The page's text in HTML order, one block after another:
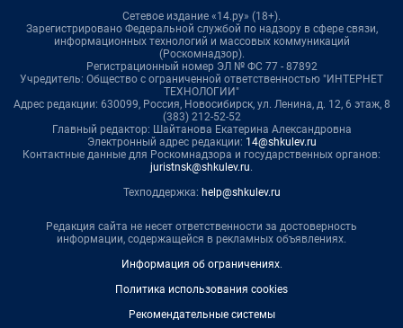
Сетевое издание «14.ру» (18+).
Зарегистрировано Федеральной службой по надзору в сфере связи,
информационных технологий и массовых коммуникаций
(Роскомнадзор).
Регистрационный номер ЭЛ № ФС 77 - 87892
Учредитель: Общество с ограниченной ответственностью "ИНТЕРНЕТ
ТЕХНОЛОГИИ"
Адрес редакции: 630099, Россия, Новосибирск, ул. Ленина, д. 12, 6 этаж, 8
(383) 212-52-52
Главный редактор: Шайтанова Екатерина Александровна
Электронный адрес редакции: 14@shkulev.ru
Контактные данные для Роскомнадзора и государственных органов:
juristnsk@shkulev.ru.
Техподдержка: help@shkulev.ru
Редакция сайта не несет ответственности за достоверность
информации, содержащейся в рекламных объявлениях.
Информация об ограничениях.
Политика использования cookies
Рекомендательные системы